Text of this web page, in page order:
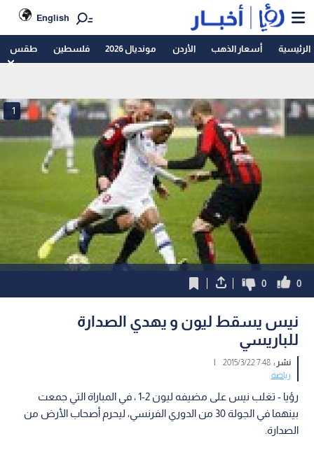
English
الرئيسية أسعار الذهب الأردن مونديال 2026 فلسطين طقس
1
0
0
نيس يسقط ليون و يهدي الصدارة
للباريسي
نشر :7:48 2015/3/22
|
رياضة
رؤيا - تغلب نيس على مضيفه ليون 2-1 ، في المباراة التي جمعت
بينهما في الجولة 30 من الدوري الفرنسي، ليحرم أصحاب الأرض من
الصدارة.